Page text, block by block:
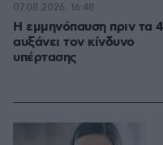
Η εμμηνόπαυση πριν τα
αυξάνει τον κίνδυνο
υπέρτασης
07.08.2026, 16:48